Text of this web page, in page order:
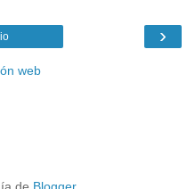
›
web
de Blogger.